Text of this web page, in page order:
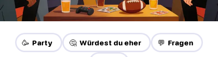
🥳 Party 🤔 Würdest du eher 💬 Fragen